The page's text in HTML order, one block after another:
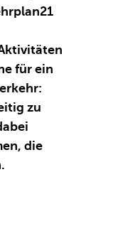
für ein
zu
die